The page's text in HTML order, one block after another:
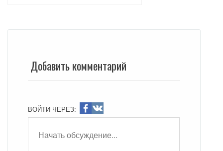
Добавить комментарий
ВОЙТИ ЧЕРЕЗ: